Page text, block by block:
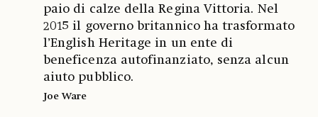
paio di calze della Regina Vittoria. Nel
2015 il governo britannico ha trasformato
l’English Heritage in un ente di
beneficenza autofinanziato, senza alcun
aiuto pubblico.
Joe Ware